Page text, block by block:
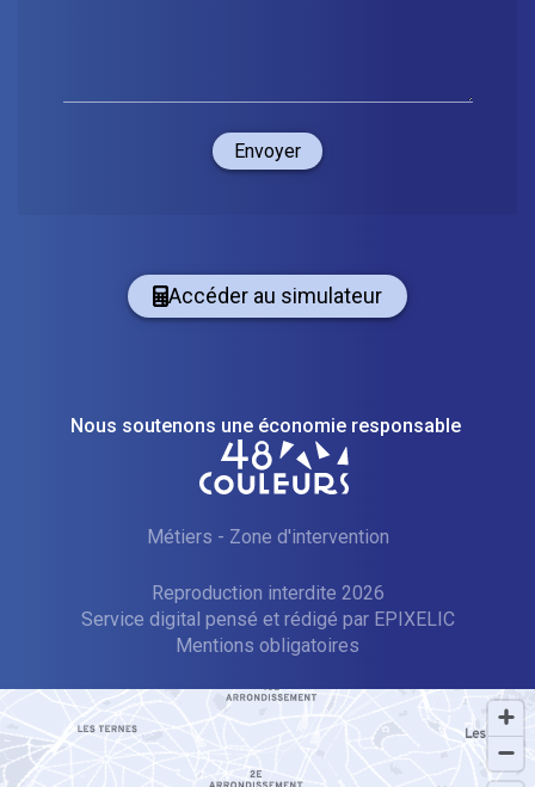
Envoyer
Accéder au simulateur
Nous soutenons une économie responsable
Métiers - Zone d'intervention
Reproduction interdite 2026
—
Service digital pensé et rédigé par EPIXELIC
—
Mentions obligatoires